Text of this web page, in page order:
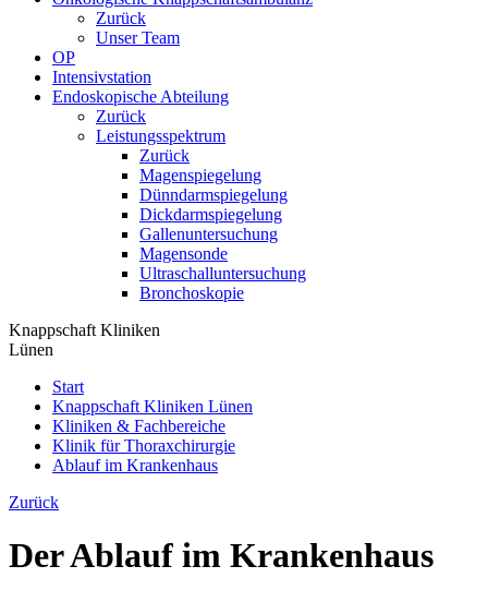
Zurück
Unser Team
OP
Intensivstation
Endoskopische Abteilung
Zurück
Leistungsspektrum
Zurück
Magenspiegelung
Dünndarmspiegelung
Dickdarmspiegelung
Gallenuntersuchung
Magensonde
Ultraschalluntersuchung
Bronchoskopie
Knappschaft Kliniken
Lünen
Start
Knappschaft Kliniken Lünen
Kliniken & Fachbereiche
Klinik für Thoraxchirurgie
Ablauf im Krankenhaus
Zurück
Der Ablauf im Krankenhaus